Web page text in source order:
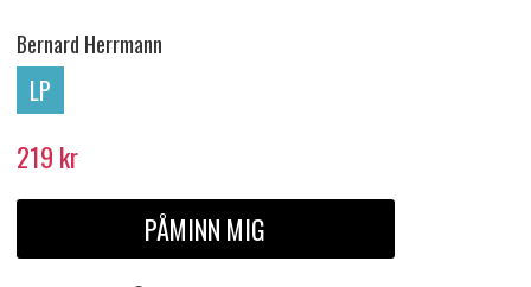
Bernard Herrmann
LP
219 kr
PÅMINN MIG